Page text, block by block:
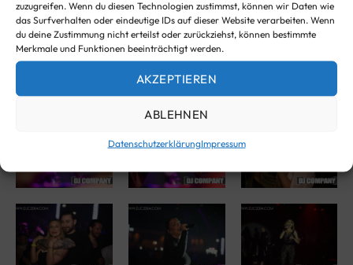
zuzugreifen. Wenn du diesen Technologien zustimmst, können wir Daten wie
das Surfverhalten oder eindeutige IDs auf dieser Website verarbeiten. Wenn
du deine Zustimmung nicht erteilst oder zurückziehst, können bestimmte
Merkmale und Funktionen beeinträchtigt werden.
AKZEPTIEREN
ABLEHNEN
DatenschutzerklärungImpressum